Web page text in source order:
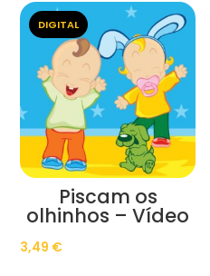
DIGITAL
Piscam os
olhinhos – Vídeo
3,49 €